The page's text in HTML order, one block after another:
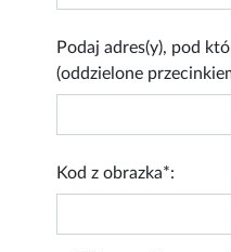
Podaj adres(y), pod
(oddzielone
Kod z obrazka*: